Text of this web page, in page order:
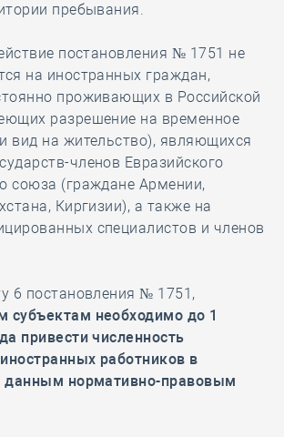
пребывания.
постановления № 1751 не
на иностранных граждан,
проживающих в Российской
разрешение на временное
вид на жительство), являющихся
членов Евразийского
союза (граждане Армении,
Киргизии), а также на
специалистов и членов
6 постановления № 1751,
субъектам необходимо до 1
привести численность
работников в
данным нормативно-правовым